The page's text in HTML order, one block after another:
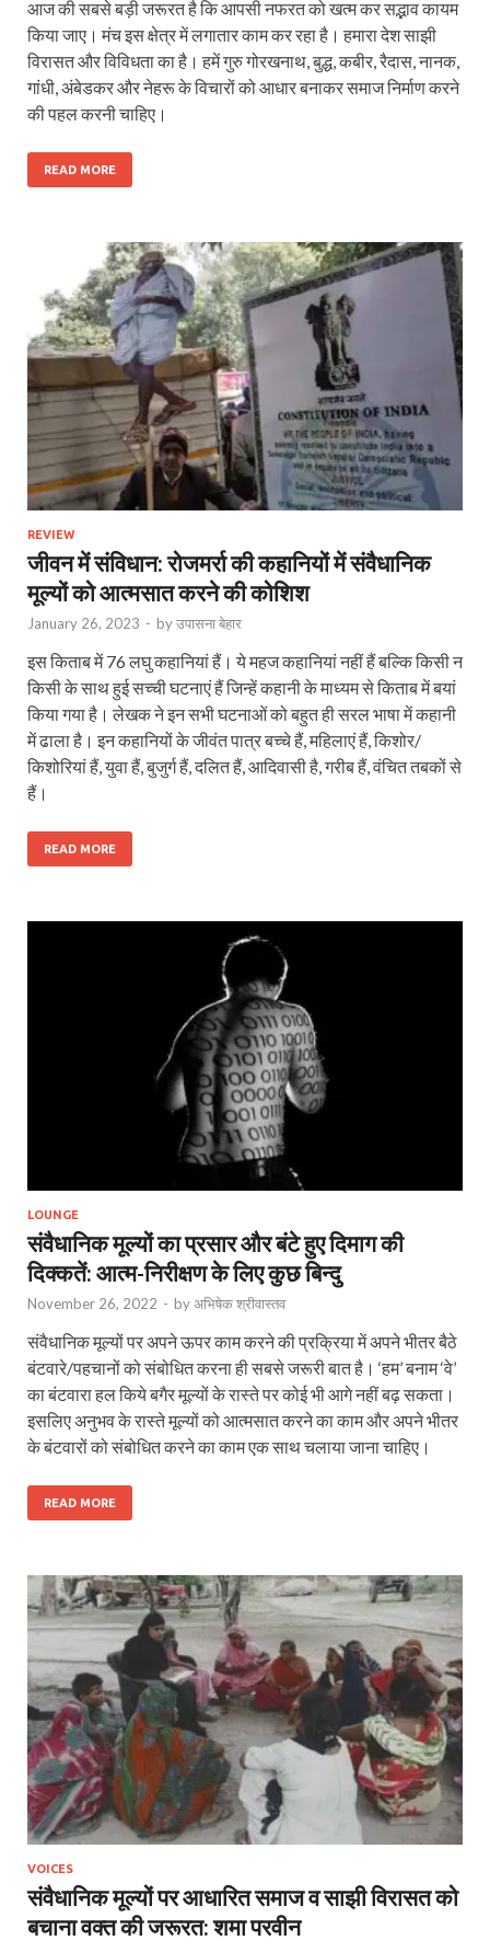
आज की सबसे बड़ी जरूरत है कि आपसी नफरत को खत्म कर सद्भाव कायम
किया जाए। मंच इस क्षेत्र में लगातार काम कर रहा है। हमारा देश साझी
विरासत और विविधता का है। हमें गुरु गोरखनाथ, बुद्ध, कबीर, रैदास, नानक,
गांधी, अंबेडकर और नेहरू के विचारों को आधार बनाकर समाज निर्माण करने
की पहल करनी चाहिए।
READ MORE
REVIEW
जीवन में संविधान: रोजमर्रा की कहानियों में संवैधानिक
मूल्यों को आत्मसात करने की कोशिश
January 26, 2023 - byउपासना बेहार
इस किताब में 76 लघु कहानियां हैं। ये महज कहानियां नहीं हैं बल्कि किसी न
किसी के साथ हुई सच्ची घटनाएं हैं जिन्‍हें कहानी के माध्यम से किताब में बयां
किया गया है। लेखक ने इन सभी घटनाओं को बहुत ही सरल भाषा में कहानी
में ढाला है। इन कहानियों के जीवंत पात्र बच्चे हैं, महिलाएं हैं, किशोर/
किशोरियां हैं, युवा हैं, बुजुर्ग हैं, दलित हैं, आदिवासी है, गरीब हैं, वंचित तबकों से
हैं।
READ MORE
LOUNGE
संवैधानिक मूल्यों का प्रसार और बंटे हुए दिमाग की
दिक्कतें: आत्म-निरीक्षण के लिए कुछ बिन्दु
November 26, 2022 - byअभिषेक श्रीवास्तव
संवैधानिक मूल्यों पर अपने ऊपर काम करने की प्रक्रिया में अपने भीतर बैठे
बंटवारे/पहचानों को संबोधित करना ही सबसे जरूरी बात है। ‘हम’ बनाम ‘वे’
का बंटवारा हल किये बगैर मूल्‍यों के रास्‍ते पर कोई भी आगे नहीं बढ़ सकता।
इसलिए अनुभव के रास्ते मूल्यों को आत्‍मसात करने का काम और अपने भीतर
के बंटवारों को संबोधित करने का काम एक साथ चलाया जाना चाहिए।
READ MORE
VOICES
संवैधानिक मूल्यों पर आधारित समाज व साझी विरासत को
बचाना वक्त की जरूरत: शमा परवीन